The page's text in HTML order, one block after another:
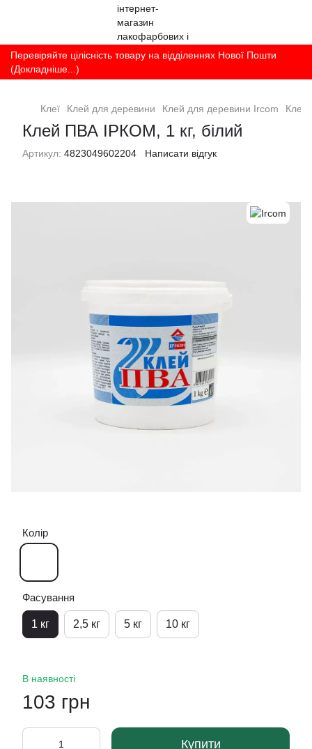
Перевіряйте цілісність товару на відділеннях Нової Пошти
(Докладніше...)
Клеї Клей для деревини Клей для деревини Ircom Клей
Клей ПВА ІРКОМ, 1 кг, білий
Артикул: 4823049602204 Написати відгук
Колір
Фасування
1 кг 2,5 кг 5 кг 10 кг
В наявності
103 грн
Купити